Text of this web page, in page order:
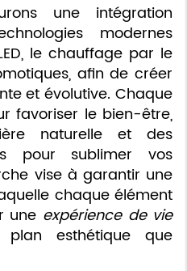
une intégration
modernes
le chauffage par le
afin de créer
et évolutive. Chaque
favoriser le bien-être,
naturelle et des
pour sublimer vos
vise à garantir une
chaque élément
une expérience de vie
esthétique que